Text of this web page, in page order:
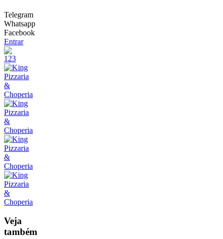
Telegram
Whatsapp
Facebook
Entrar
Veja
também